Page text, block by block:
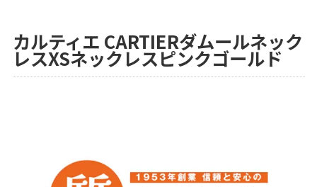
カルティエ CARTIERダムールネック
レスXSネックレスピンクゴールド